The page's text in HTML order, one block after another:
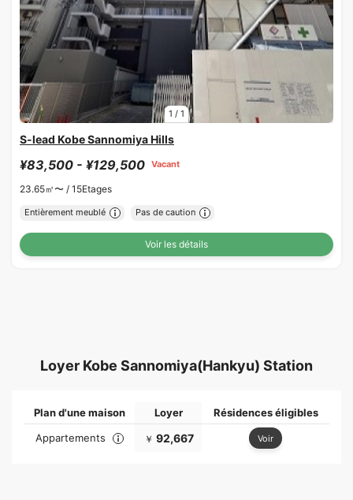
1 / 1
S-lead Kobe Sannomiya Hills
¥83,500 - ¥129,500 Vacant
23.65㎡〜 / 15Etages
Entièrement meublé Pas de caution
Voir les détails
Loyer Kobe Sannomiya(Hankyu) Station
Plan d'une maison Loyer
Résidences éligibles
Appartements
￥ 92,667 Voir